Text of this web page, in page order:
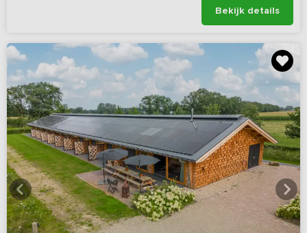
Bekijk details